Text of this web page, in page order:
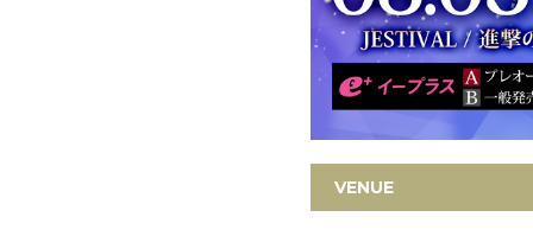
VENUE